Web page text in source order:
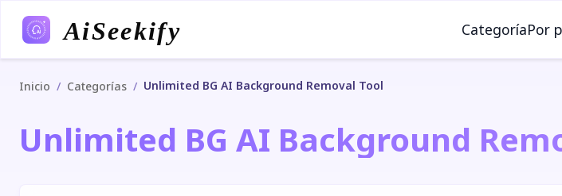
AiSeekify CategoríaPor
Inicio / Categorías / Unlimited BG AI Background Removal Tool
Unlimited BG AI Background